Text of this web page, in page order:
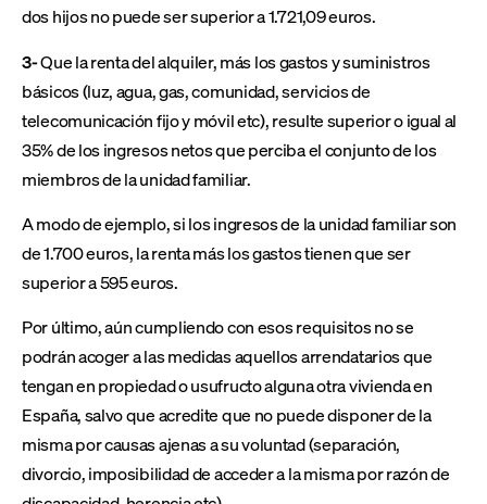
dos hijos no puede ser superior a 1.721,09 euros.
3-Que la renta del alquiler, más los gastos y suministros
básicos (luz, agua, gas, comunidad, servicios de
telecomunicación fijo y móvil etc), resulte superior o igual al
35% de los ingresos netos que perciba el conjunto de los
miembros de la unidad familiar.
A modo de ejemplo, si los ingresos de la unidad familiar son
de 1.700 euros, la renta más los gastos tienen que ser
superior a 595 euros.
Por último, aún cumpliendo con esos requisitos no se
podrán acoger a las medidas aquellos arrendatarios que
tengan en propiedad o usufructo alguna otra vivienda en
España, salvo que acredite que no puede disponer de la
misma por causas ajenas a su voluntad (separación,
divorcio, imposibilidad de acceder a la misma por razón de